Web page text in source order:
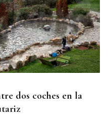
dos coches en la